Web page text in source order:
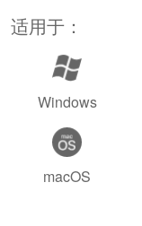
适用于：
Windows
macOS